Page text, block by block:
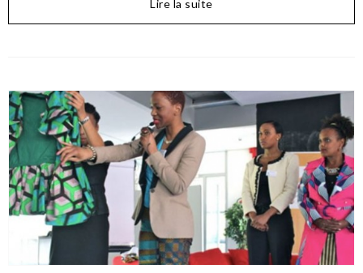
Lire la suite